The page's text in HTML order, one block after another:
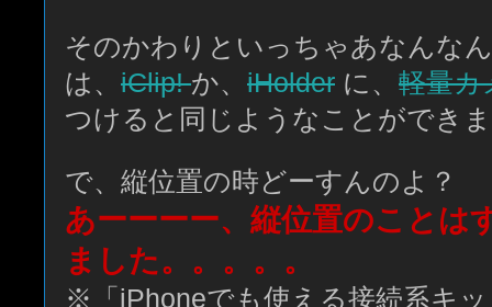
そのかわりといっちゃあなんな
は、 iClip!か、 iHolder に、 軽量カ
つけると同じようなことができ
で、縦位置の時どーすんのよ？
あーーーー、縦位置のことは
ました。。。。。
※「iPhoneでも使える接続系キ